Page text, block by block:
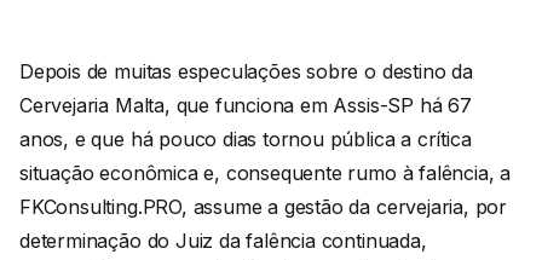
Depois de muitas especulações sobre o destino da
Cervejaria Malta, que funciona em Assis-SP há 67
anos, e que há pouco dias tornou pública a crítica
situação econômica e, consequente rumo à falência, a
FKConsulting.PRO, assume a gestão da cervejaria, por
determinação do Juiz da falência continuada,